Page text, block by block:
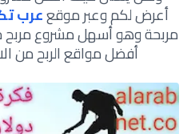
أعرض لكم وعبر موقععرب
أفضل مواقع الربح من